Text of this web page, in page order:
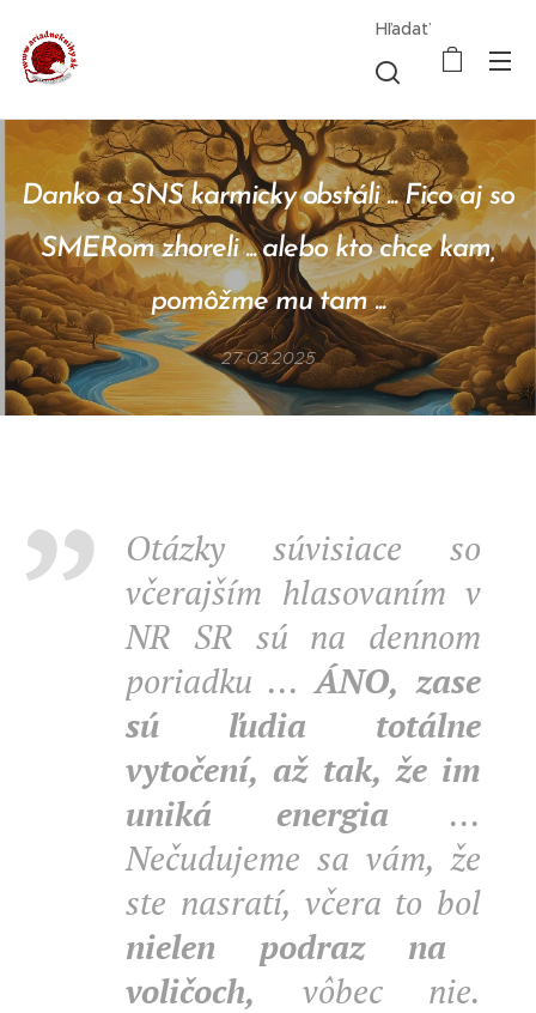
Hľadať
Danko a SNS karmicky obstáli ... Fico aj so
SMERom zhoreli ... alebo kto chce kam,
pomôžme mu tam ...
27.03.2025
Otázky súvisiace so
včerajším hlasovaním v
NR SR sú na dennom
poriadku ...ÁNO, zase
sú ľudia totálne
vytočení, až tak, že im
uniká energia ...
Nečudujeme sa vám, že
ste nasratí, včera to bol
nielen podraz na
voličoch, vôbec nie.